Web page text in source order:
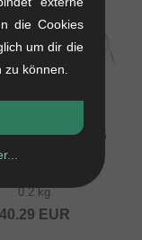
"Hombre 996
Limited Edition"
0.2 kg
40.29 EUR
die Cookies
um dir die
können.